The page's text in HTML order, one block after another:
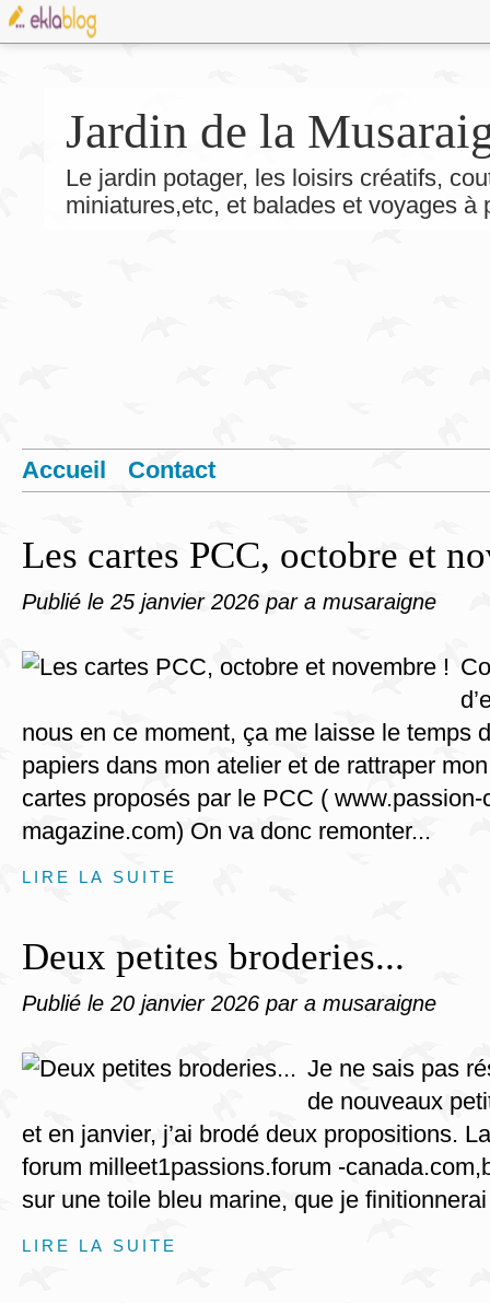
Jardin de la
Le jardin potager, les loisirs créatifs,
miniatures,etc, et balades et voyages
Accueil Contact
Les cartes PCC, octobre et
Publié le 25 janvier 2026 par a musaraigne
nous en ce moment, ça me laisse le temps
papiers dans mon atelier et de rattraper
cartes proposés par le PCC (
magazine.com) On va donc remonter...
LIRE LA SUITE
Deux petites broderies...
Publié le 20 janvier 2026 par a musaraigne
Je ne sais pas
de nouveaux
et en janvier, j’ai brodé deux propositions.
forum milleet1passions.forum -
sur une toile bleu marine, que je
LIRE LA SUITE